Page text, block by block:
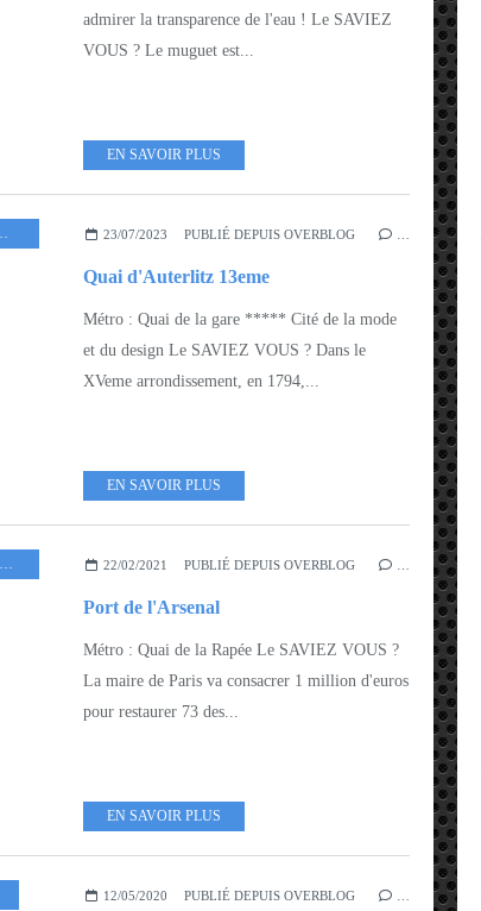
admirer la transparence de l'eau ! Le SAVIEZ
VOUS ? Le muguet est...
EN SAVOIR PLUS
23/07/2023 PUBLIÉ DEPUIS OVERBLOG …
Quai d'Auterlitz 13eme
Métro : Quai de la gare ***** Cité de la mode
et du design Le SAVIEZ VOUS ? Dans le
XVeme arrondissement, en 1794,...
EN SAVOIR PLUS
ARROND 11EME - 12EME
22/02/2021 PUBLIÉ DEPUIS OVERBLOG …
Port de l'Arsenal
Métro : Quai de la Rapée Le SAVIEZ VOUS ?
La maire de Paris va consacrer 1 million d'euros
pour restaurer 73 des...
EN SAVOIR PLUS
12/05/2020 PUBLIÉ DEPUIS OVERBLOG …